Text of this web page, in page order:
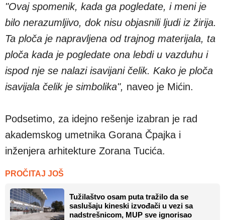
"Ovaj spomenik, kada ga pogledate, i meni je
bilo nerazumljivo, dok nisu objasnili ljudi iz žirija.
Ta ploča je napravljena od trajnog materijala, ta
ploča kada je pogledate ona lebdi u vazduhu i
ispod nje se nalazi isavijani čelik. Kako je ploča
isavijala čelik je simbolika", naveo je Mićin.
Podsetimo, za idejno rešenje izabran je rad
akademskog umetnika Gorana Čpajka i
inženjera arhitekture Zorana Tucića.
PROČITAJ JOŠ
Tužilaštvo osam puta tražilo da se
saslušaju kineski izvođači u vezi sa
nadstrešnicom, MUP sve ignorisao